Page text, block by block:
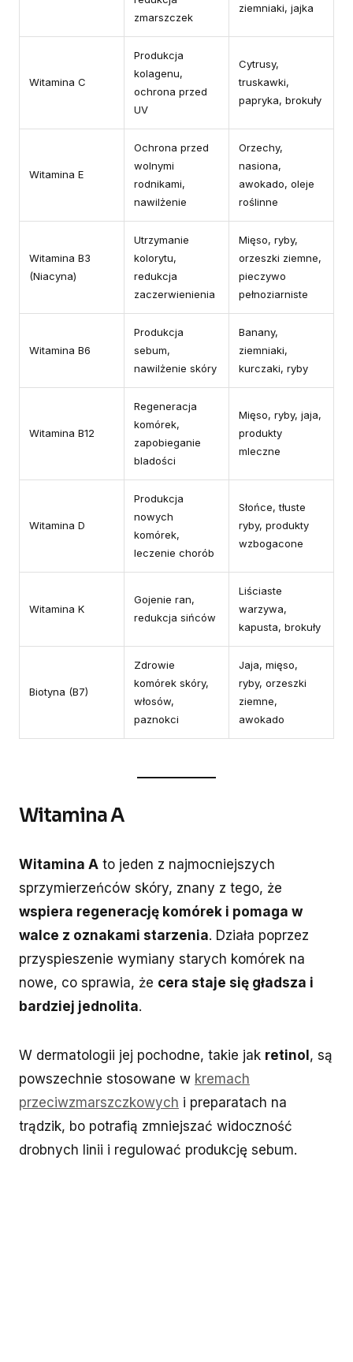
zmarszczek
ziemniaki, jajka
Witamina C
Produkcja
kolagenu,
ochrona przed
UV
Cytrusy,
truskawki,
papryka, brokuły
Witamina E
Ochrona przed
wolnymi
rodnikami,
nawilżenie
Orzechy,
nasiona,
awokado, oleje
roślinne
Witamina B3
(Niacyna)
Utrzymanie
kolorytu,
redukcja
zaczerwienienia
Mięso, ryby,
orzeszki ziemne,
pieczywo
pełnoziarniste
Witamina B6
Produkcja
sebum,
nawilżenie skóry
Banany,
ziemniaki,
kurczaki, ryby
Witamina B12
Regeneracja
komórek,
zapobieganie
bladości
Mięso, ryby, jaja,
produkty
mleczne
Witamina D
Produkcja
nowych
komórek,
leczenie chorób
Słońce, tłuste
ryby, produkty
wzbogacone
Witamina K
Gojenie ran,
redukcja sińców
Liściaste
warzywa,
kapusta, brokuły
Biotyna (B7)
Zdrowie
komórek skóry,
włosów,
paznokci
Jaja, mięso,
ryby, orzeszki
ziemne,
awokado
Witamina A
Witamina A to jeden z najmocniejszych
sprzymierzeńców skóry, znany z tego, że
wspiera regenerację komórek i pomaga w
walce z oznakami starzenia. Działa poprzez
przyspieszenie wymiany starych komórek na
nowe, co sprawia, że cera staje się gładsza i
bardziej jednolita.
W dermatologii jej pochodne, takie jak retinol, są
powszechnie stosowane w kremach
przeciwzmarszczkowych i preparatach na
trądzik, bo potrafią zmniejszać widoczność
drobnych linii i regulować produkcję sebum.